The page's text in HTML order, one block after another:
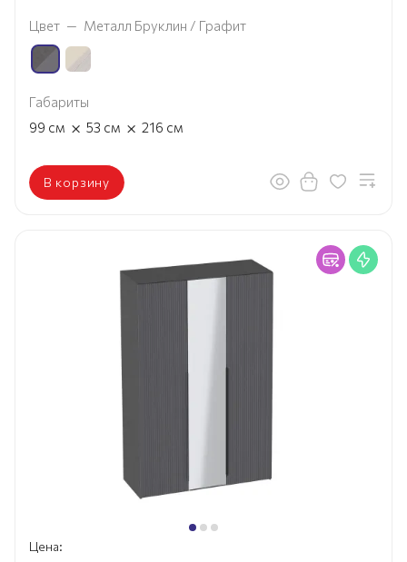
Цвет — Металл Бруклин / Графит
Габариты
99 см × 53 см × 216 см
В корзину
Цена: